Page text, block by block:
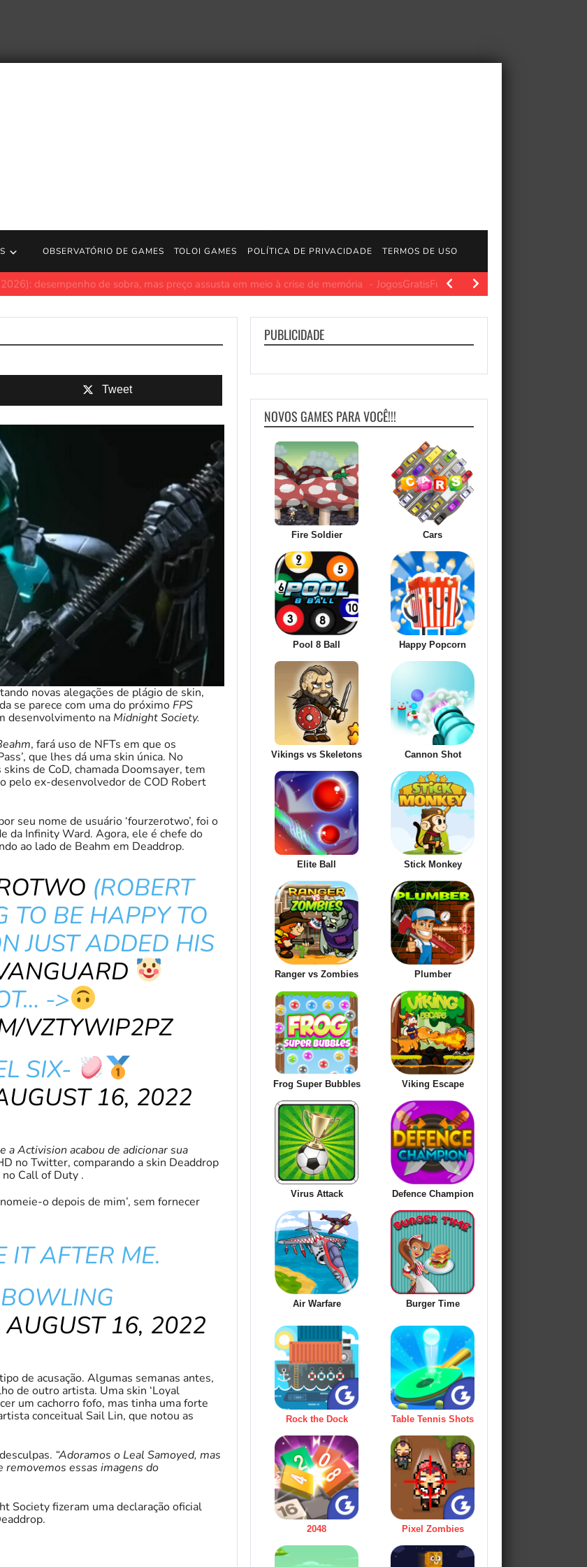
OBSERVATÓRIO DE GAMES TOLOI GAMES POLÍTICA DE PRIVACIDADE TERMOS DE USO
sobre Spider-Man: Brand New Day JogosGratisFun. Polygon.com. Fonte da imagem: Polygon Fonte da imagem:…
Tweet
novas alegações de plágio de skin,
se parece com uma do próximo FPS
desenvolvimento na Midnight Society.
, fará uso de NFTs em que os
que lhes dá uma skin única. No
de CoD, chamada Doomsayer, tem
pelo ex-desenvolvedor de COD Robert
seu nome de usuário ‘fourzerotwo’, foi o
da Infinity Ward. Agora, ele é chefe do
ao lado de Beahm em Deaddrop.
(ROBERT
TO BE HAPPY TO
JUST ADDED HIS
->
VZTYWIP2PZ
SIX-
16, 2022
a Activision acabou de adicionar sua
no Twitter, comparando a skin Deaddrop
Call of Duty .
o depois de mim’, sem fornecer
IT AFTER ME.
AUGUST 16, 2022
de acusação. Algumas semanas antes,
de outro artista. Uma skin ‘Loyal
um cachorro fofo, mas tinha uma forte
conceitual Sail Lin, que notou as
“Adoramos o Leal Samoyed, mas
essas imagens do
Society fizeram uma declaração oficial
PUBLICIDADE
NOVOS GAMES PARA VOCÊ!!!
Fire Soldier Cars
Pool 8 Ball Happy Popcorn
Vikings vs Skeletons Cannon Shot
Elite Ball Stick Monkey
Ranger vs Zombies Plumber
Frog Super Bubbles Viking Escape
Virus Attack Defence Champion
Air Warfare Burger Time
Rock the Dock Table Tennis Shots
2048 Pixel Zombies